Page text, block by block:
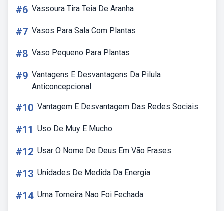
#6 Vassoura Tira Teia De Aranha
#7 Vasos Para Sala Com Plantas
#8 Vaso Pequeno Para Plantas
#9 Vantagens E Desvantagens Da Pilula
Anticoncepcional
#10 Vantagem E Desvantagem Das Redes Sociais
#11 Uso De Muy E Mucho
#12 Usar O Nome De Deus Em Vão Frases
#13 Unidades De Medida Da Energia
#14 Uma Torneira Nao Foi Fechada